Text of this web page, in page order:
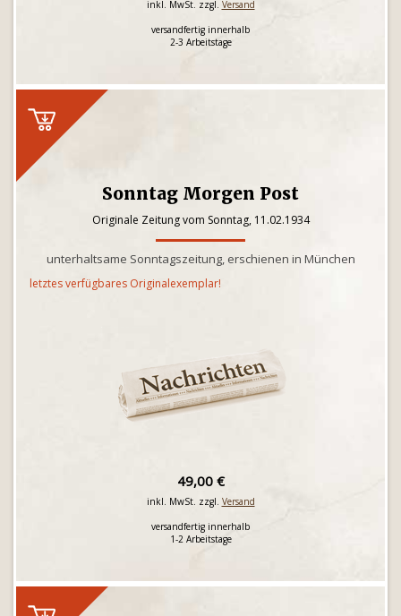
inkl. MwSt. zzgl. Versand
versandfertig innerhalb
2-3 Arbeitstage
Sonntag Morgen Post
Originale Zeitung vom Sonntag, 11.02.1934
unterhaltsame Sonntagszeitung, erschienen in München
letztes verfügbares Originalexemplar!
49,00 €
inkl. MwSt. zzgl. Versand
versandfertig innerhalb
1-2 Arbeitstage